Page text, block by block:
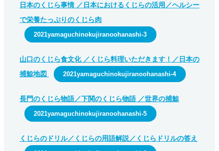
日本のくじら事情 ／日本におけるくじらの活用／ヘルシー
で栄養たっぷりのくじら肉
2021yamaguchinokujiranoohanashi-3
山口のくじら食文化 ／くじら料理いただきます！／日本の
捕鯨地図
2021yamaguchinokujiranoohanashi-4
長門のくじら物語／下関のくじら物語 ／世界の捕鯨
2021yamaguchinokujiranoohanashi-5
くじらのドリル／くじらの用語解説／くじらドリルの答え